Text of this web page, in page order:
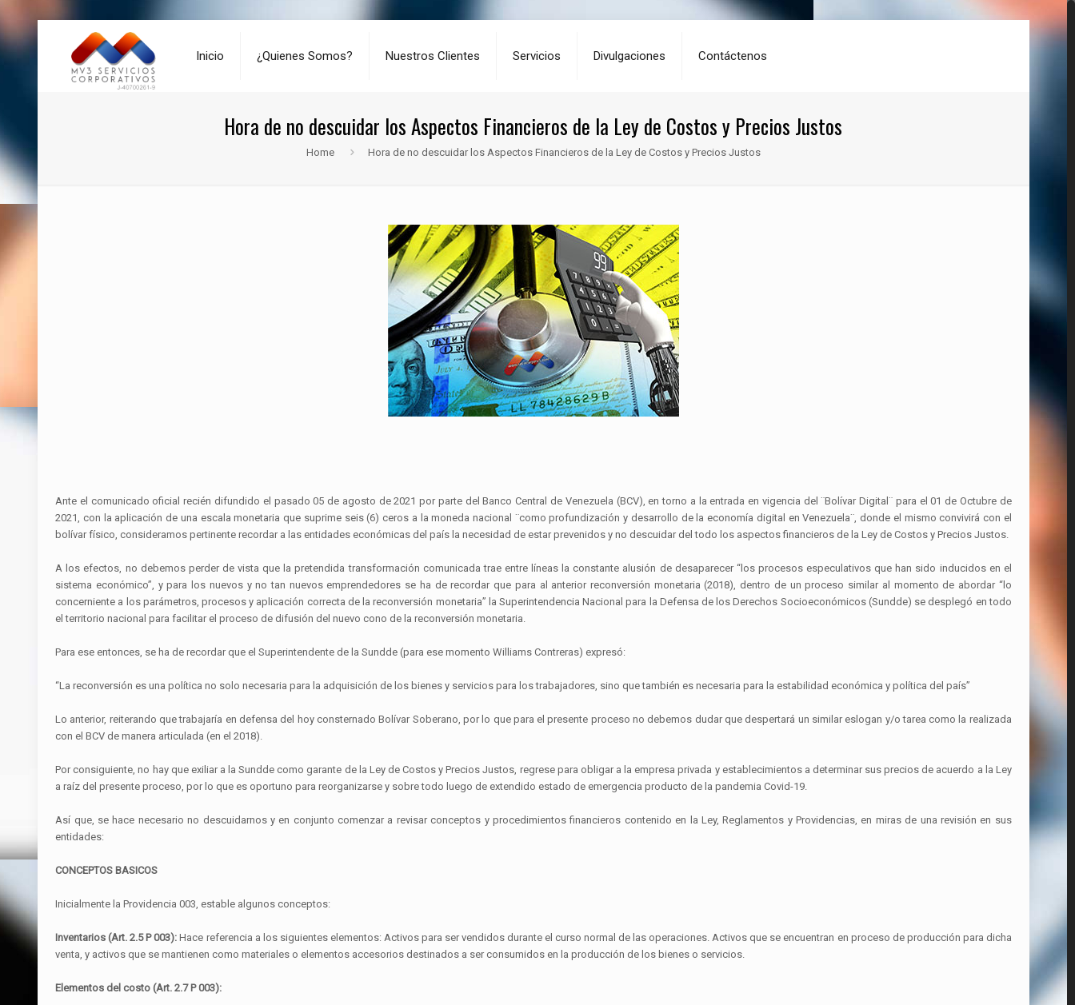
Inicio ¿Quienes Somos? Nuestros Clientes Servicios Divulgaciones Contáctenos
Hora de no descuidar los Aspectos Financieros de la Ley de Costos y Precios Justos
Home Hora de no descuidar los Aspectos Financieros de la Ley de Costos y Precios Justos
Ante el comunicado oficial recién difundido el pasado 05 de agosto de 2021 por parte del Banco Central de Venezuela (BCV), en torno a la entrada en vigencia del ¨Bolívar Digital¨ para el 01 de Octubre de
2021, con la aplicación de una escala monetaria que suprime seis (6) ceros a la moneda nacional ¨como profundización y desarrollo de la economía digital en Venezuela¨, donde el mismo convivirá con el
bolívar físico, consideramos pertinente recordar a las entidades económicas del país la necesidad de estar prevenidos y no descuidar del todo los aspectos financieros de la Ley de Costos y Precios Justos.
A los efectos, no debemos perder de vista que la pretendida transformación comunicada trae entre líneas la constante alusión de desaparecer “los procesos especulativos que han sido inducidos en el
sistema económico”, y para los nuevos y no tan nuevos emprendedores se ha de recordar que para al anterior reconversión monetaria (2018), dentro de un proceso similar al momento de abordar “lo
concerniente a los parámetros, procesos y aplicación correcta de la reconversión monetaria” la Superintendencia Nacional para la Defensa de los Derechos Socioeconómicos (Sundde) se desplegó en todo
el territorio nacional para facilitar el proceso de difusión del nuevo cono de la reconversión monetaria.
Para ese entonces, se ha de recordar que el Superintendente de la Sundde (para ese momento Williams Contreras) expresó:
“La reconversión es una política no solo necesaria para la adquisición de los bienes y servicios para los trabajadores, sino que también es necesaria para la estabilidad económica y política del país”
Lo anterior, reiterando que trabajaría en defensa del hoy consternado Bolívar Soberano, por lo que para el presente proceso no debemos dudar que despertará un similar eslogan y/o tarea como la realizada
con el BCV de manera articulada (en el 2018).
Por consiguiente, no hay que exiliar a la Sundde como garante de la Ley de Costos y Precios Justos, regrese para obligar a la empresa privada y establecimientos a determinar sus precios de acuerdo a la Ley
a raíz del presente proceso, por lo que es oportuno para reorganizarse y sobre todo luego de extendido estado de emergencia producto de la pandemia Covid-19.
Así que, se hace necesario no descuidarnos y en conjunto comenzar a revisar conceptos y procedimientos financieros contenido en la Ley, Reglamentos y Providencias, en miras de una revisión en sus
entidades:
CONCEPTOS BASICOS
Inicialmente la Providencia 003, estable algunos conceptos:
Inventarios (Art. 2.5 P 003): Hace referencia a los siguientes elementos: Activos para ser vendidos durante el curso normal de las operaciones. Activos que se encuentran en proceso de producción para dicha
venta, y activos que se mantienen como materiales o elementos accesorios destinados a ser consumidos en la producción de los bienes o servicios.
Elementos del costo (Art. 2.7 P 003):